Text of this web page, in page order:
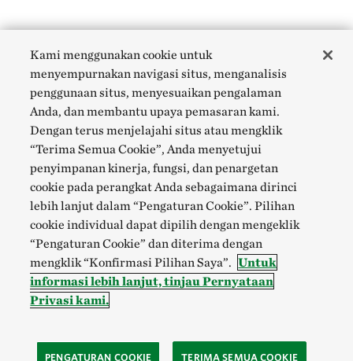
Kami menggunakan cookie untuk
menyempurnakan navigasi situs, menganalisis
penggunaan situs, menyesuaikan pengalaman
Anda, dan membantu upaya pemasaran kami.
Dengan terus menjelajahi situs atau mengklik
“Terima Semua Cookie”, Anda menyetujui
penyimpanan kinerja, fungsi, dan penargetan
cookie pada perangkat Anda sebagaimana dirinci
lebih lanjut dalam “Pengaturan Cookie”. Pilihan
cookie individual dapat dipilih dengan mengeklik
“Pengaturan Cookie” dan diterima dengan
mengklik “Konfirmasi Pilihan Saya”. Untuk
informasi lebih lanjut, tinjau Pernyataan
Privasi kami.
PENGATURAN COOKIE TERIMA SEMUA COOKIE